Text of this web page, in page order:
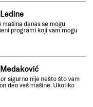
danas se mogu
programi koji vam mogu
sigurno nije nešto što vam
deo veš mašine. Ukoliko